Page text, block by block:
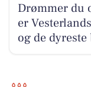
Drømmer du
er
og de